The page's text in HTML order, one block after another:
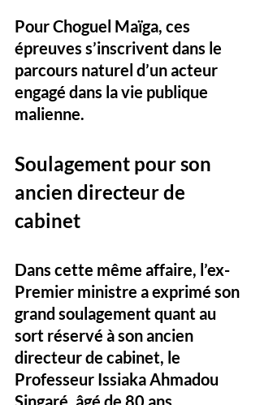
Pour Choguel Maïga, ces
épreuves s’inscrivent dans le
parcours naturel d’un acteur
engagé dans la vie publique
malienne.
Soulagement pour son
ancien directeur de
cabinet
Dans cette même affaire, l’ex-
Premier ministre a exprimé son
grand soulagement quant au
sort réservé à son ancien
directeur de cabinet, le
Professeur Issiaka Ahmadou